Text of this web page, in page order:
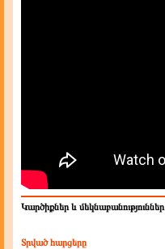
Կարծիքներ և մեկնաբանություններ
Տրված հարցերը